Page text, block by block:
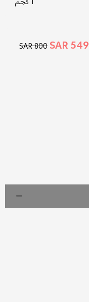
549 SAR
800 SAR